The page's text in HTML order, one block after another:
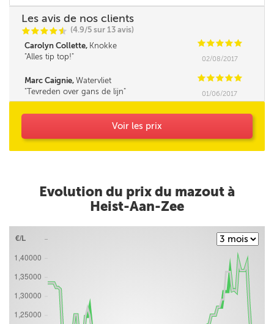
Les avis de nos clients
CCCCi
@ (4.9/5 sur 13 avis)
Carolyn Collette, Knokke CCCCC
Alles tip top!
02/08/2017
Marc Caignie, Watervliet CCCCC
Tevreden over gans de lijn
01/06/2017
Voir les prix
Evolution du prix du mazout à
Heist-Aan-Zee